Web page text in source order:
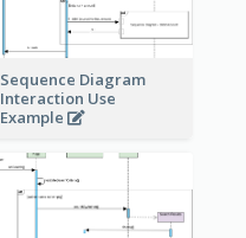
Sequence Diagram
Interaction Use
Example